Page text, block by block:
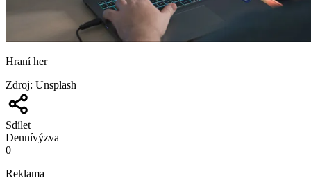
Hraní her
Zdroj: Unsplash
Sdílet
Dennívýzva
0
Reklama